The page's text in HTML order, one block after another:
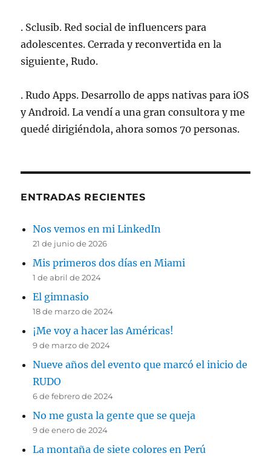
. Sclusib. Red social de influencers para
adolescentes. Cerrada y reconvertida en la
siguiente, Rudo.
. Rudo Apps. Desarrollo de apps nativas para iOS
y Android. La vendí a una gran consultora y me
quedé dirigiéndola, ahora somos 70 personas.
ENTRADAS RECIENTES
Nos vemos en mi LinkedIn
21 de junio de 2026
Mis primeros dos días en Miami
1 de abril de 2024
El gimnasio
18 de marzo de 2024
¡Me voy a hacer las Américas!
9 de marzo de 2024
Nueve años del evento que marcó el inicio de
RUDO
6 de febrero de 2024
No me gusta la gente que se queja
9 de enero de 2024
La montaña de siete colores en Perú